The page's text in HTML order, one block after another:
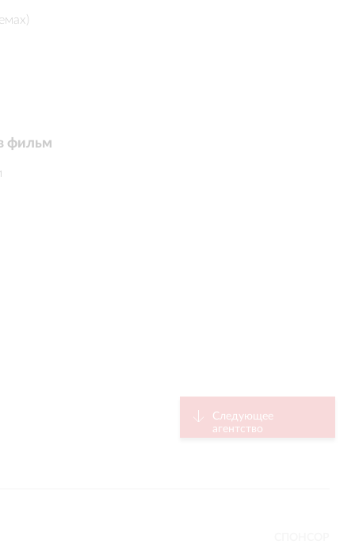
фильм
Следующее
агентство